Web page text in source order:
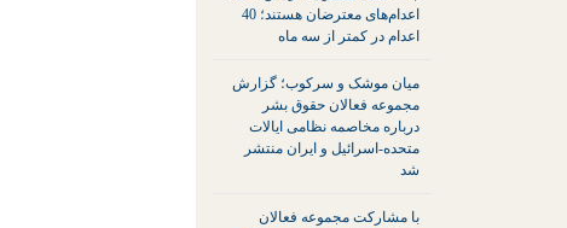
اعدام‌های معترضان هستند؛ 40
اعدام در کمتر از سه ماه
میان موشک و سرکوب؛ گزارش
مجموعه فعالان حقوق بشر
درباره مخاصمه نظامی ایالات
متحده-اسرائیل و ایران منتشر
شد
با مشارکت مجموعه فعالان